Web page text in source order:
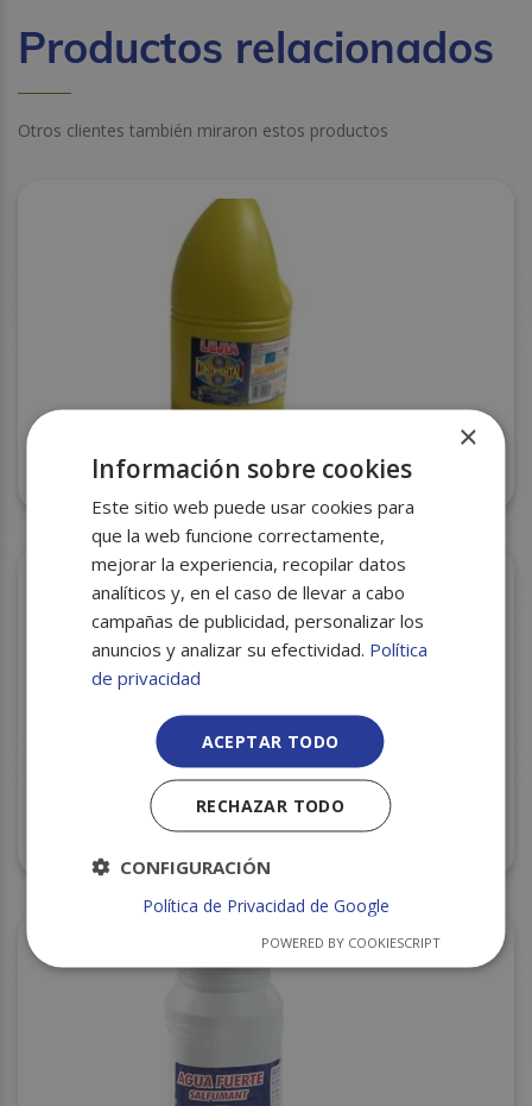
Productos relacionados
Otros clientes también miraron estos productos
LEJIA ALIMENTARIA 5L C/4 CONTINENTAL
LEJIA MAS DETERGENTE 2L C/9 CONTINENTAL
×
Información sobre cookies
Este sitio web puede usar cookies para
que la web funcione correctamente,
mejorar la experiencia, recopilar datos
analíticos y, en el caso de llevar a cabo
campañas de publicidad, personalizar los
anuncios y analizar su efectividad. Política
de privacidad
ACEPTAR TODO
RECHAZAR TODO
CONFIGURACIÓN
Política de Privacidad de Google
POWERED BY COOKIESCRIPT